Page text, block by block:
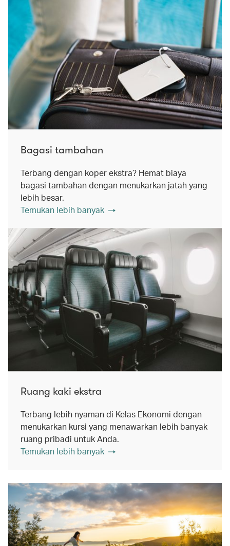
Bagasi tambahan
Terbang dengan koper ekstra? Hemat biaya
bagasi tambahan dengan menukarkan jatah yang
lebih besar.
Temukan lebih banyak
Ruang kaki ekstra
Terbang lebih nyaman di Kelas Ekonomi dengan
menukarkan kursi yang menawarkan lebih banyak
ruang pribadi untuk Anda.
Temukan lebih banyak